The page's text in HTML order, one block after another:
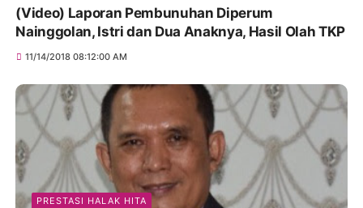
(Video) Laporan Pembunuhan Diperum
Nainggolan, Istri dan Dua Anaknya, Hasil Olah TKP
11/14/2018 08:12:00 AM
PRESTASI HALAK HITA